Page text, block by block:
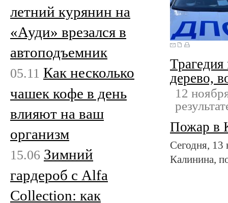
Трагедия
дерево,
12
Пожар в
Сегодня, 13
Калинина,
летний курянин на
«Ауди» врезался в
автоподъемник
05.11 Как несколько
чашек кофе в день
влияют на ваш
организм
15.06 Зимний
гардероб с Alfa
Collection: как